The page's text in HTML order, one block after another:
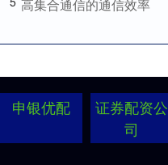
高集合通信的通信效率
申银优配
证券配资公
司